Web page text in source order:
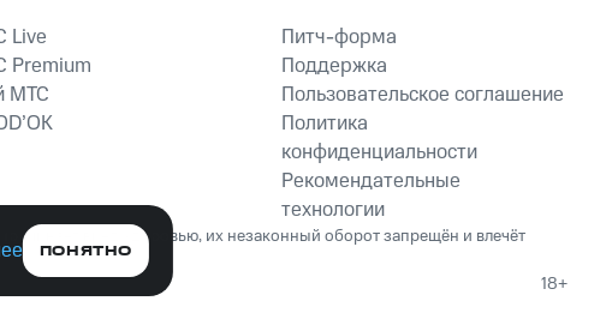
Live
Premium
МТС
Питч-форма
Поддержка
Пользовательское соглашение
Политика
конфиденциальности
Рекомендательные
технологии
вред здоровью, их незаконный оборот запрещён и влечёт
18+
ПОНЯТНО